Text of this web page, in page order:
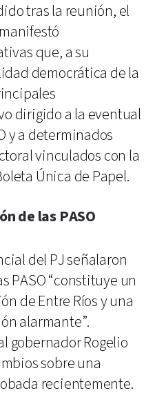
tras la reunión, el
que, a su
democrática de la
dirigido a la eventual
y a determinados
vinculados con la
Única de Papel.
de las PASO
del PJ señalaron
PASO “constituye un
de Entre Ríos y una
alarmante”.
gobernador Rogelio
sobre una
recientemente.